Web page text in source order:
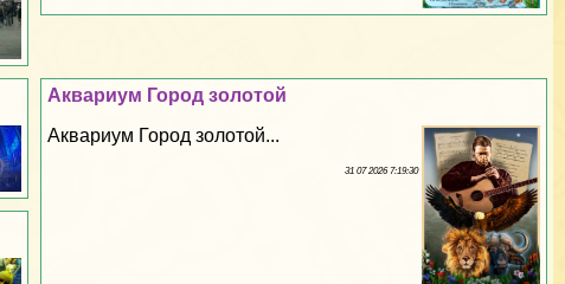
Аквариум Город золотой
Аквариум Город золотой...
31 07 2026 7:19:30